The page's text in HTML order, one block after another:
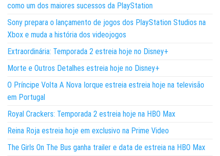
como um dos maiores sucessos da PlayStation
Sony prepara o lançamento de jogos dos PlayStation Studios na
Xbox e muda a história dos videojogos
Extraordinária: Temporada 2 estreia hoje no Disney+
Morte e Outros Detalhes estreia hoje no Disney+
O Príncipe Volta A Nova Iorque estreia estreia hoje na televisão
em Portugal
Royal Crackers: Temporada 2 estreia hoje na HBO Max
Reina Roja estreia hoje em exclusivo na Prime Video
The Girls On The Bus ganha trailer e data de estreia na HBO Max